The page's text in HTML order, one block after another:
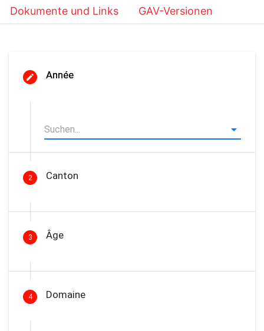
Dokumente und Links GAV-Versionen
Année
2 Canton
3 Âge
4 Domaine